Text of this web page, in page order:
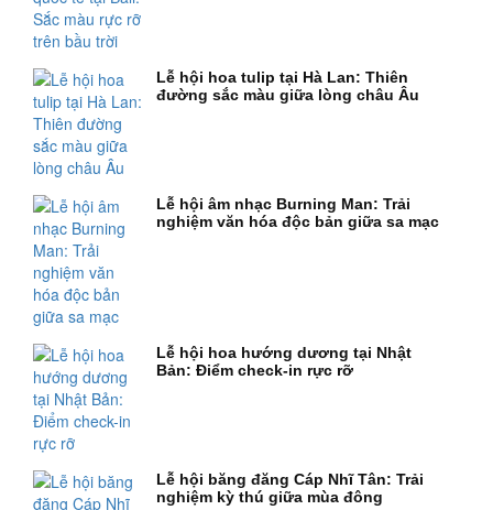
Lễ hội hoa tulip tại Hà Lan: Thiên
đường sắc màu giữa lòng châu Âu
Lễ hội âm nhạc Burning Man: Trải
nghiệm văn hóa độc bản giữa sa mạc
Lễ hội hoa hướng dương tại Nhật
Bản: Điểm check-in rực rỡ
Lễ hội băng đăng Cáp Nhĩ Tân: Trải
nghiệm kỳ thú giữa mùa đông